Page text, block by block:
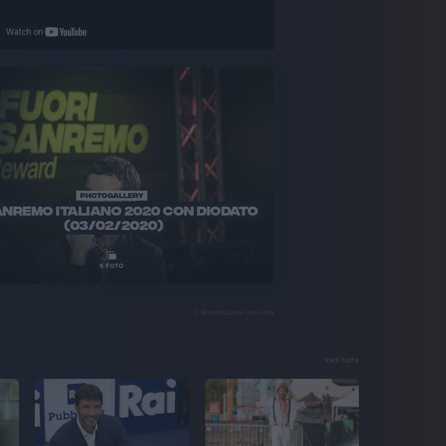
PHOTOGALLERY
ITALIANO 2020 CON DIODATO
(03/02/2020)
6 FOTO
© Riproduzione riservata
Vedi tutte